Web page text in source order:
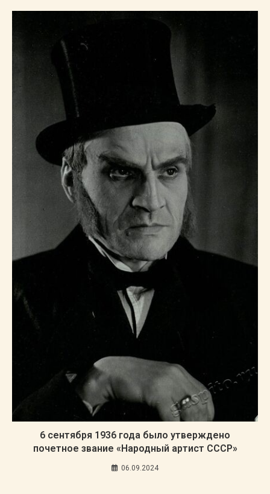
6 сентября 1936 года было утверждено
почетное звание «Народный артист СССР»
06.09.2024